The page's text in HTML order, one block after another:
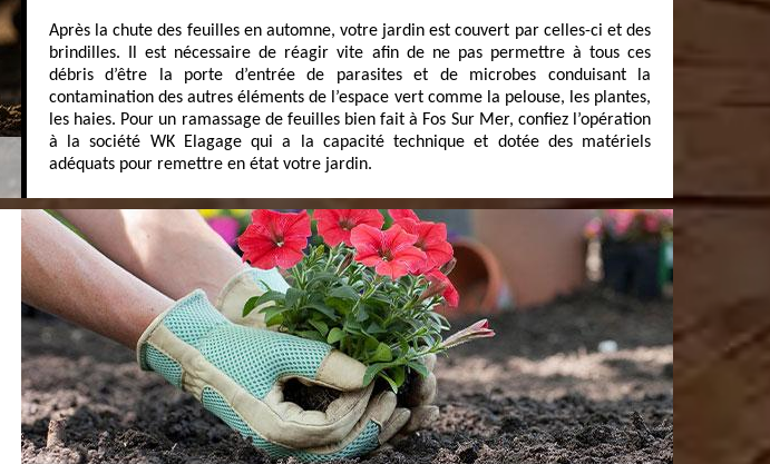
Après la chute des feuilles en automne, votre jardin est couvert par celles-ci et des
brindilles. Il est nécessaire de réagir vite afin de ne pas permettre à tous ces
débris d’être la porte d’entrée de parasites et de microbes conduisant la
contamination des autres éléments de l’espace vert comme la pelouse, les plantes,
les haies. Pour un ramassage de feuilles bien fait à Fos Sur Mer, confiez l’opération
à la société WK Elagage qui a la capacité technique et dotée des matériels
adéquats pour remettre en état votre jardin.